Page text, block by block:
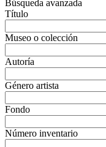
Búsqueda avanzada
Título
Museo o colección
Autoría
Género artista
Fondo
Número inventario